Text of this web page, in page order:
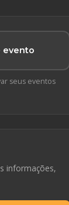
evento
seus eventos
informações,